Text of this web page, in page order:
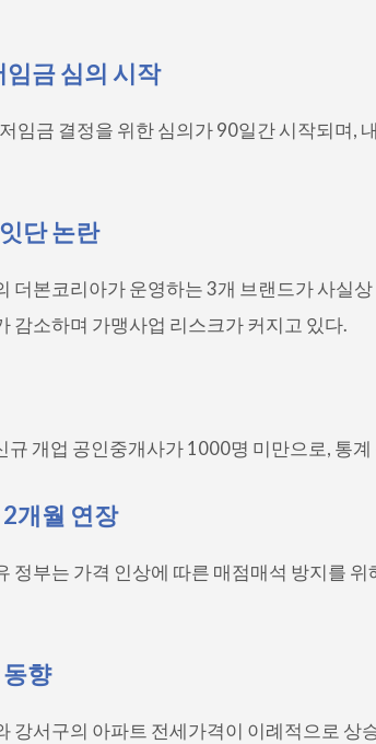
금 심의 시작
임금 결정을 위한 심의가 90일간 시작되며,
단 논란
더본코리아가 운영하는 3개 브랜드가 사실
감소하며 가맹사업 리스크가 커지고 있다.
개업 공인중개사가 1000명 미만으로, 통계
개월 연장
정부는 가격 인상에 따른 매점매석 방지를
향
강서구의 아파트 전세가격이 이례적으로 상